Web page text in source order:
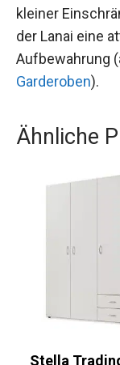
kleiner
der Lanai eine
Aufbewahrung
Garderoben).
Ähnliche
Stella